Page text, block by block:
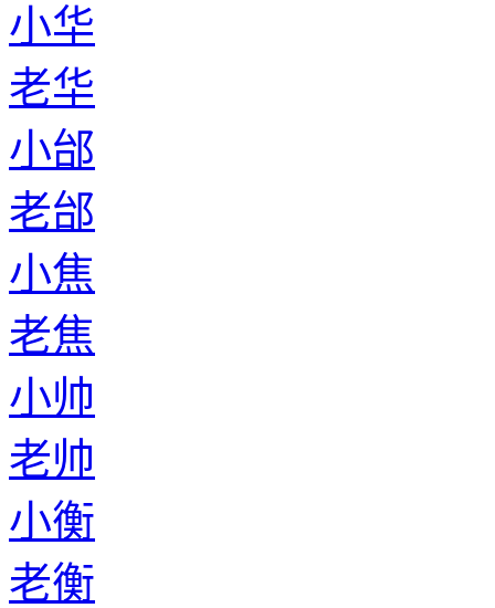
小华
老华
小邰
老邰
小焦
老焦
小帅
老帅
小衡
老衡